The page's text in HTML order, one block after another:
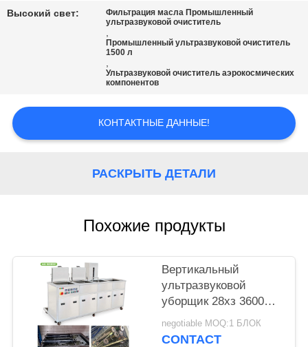
СПРОСИТЕ
КАРТА
Высокий свет:
Фильтрация масла Промышленный
ультразвуковой очиститель
,
Промышленный ультразвуковой очиститель
1500 л
,
Ультразвуковой очиститель аэрокосмических
компонентов
КОНТАКТНЫЕ ДАННЫЕ!
РАСКРЫТЬ ДЕТАЛИ
Похожие продукты
Вертикальный
ультразвуковой
уборщик 28хз 3600В
двигателя 360Л с
прикрепленной на
negotiable MOQ:1 БЛОК
CONTACT